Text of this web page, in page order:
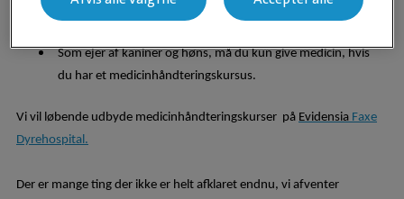
Specielt gældende for kaniner og høns:
Som ejer af kaniner og høns, må du kun give medicin, hvis
du har et medicinhåndteringskursus.
Vi vil løbende udbyde medicinhåndteringskurser på Evidensia Faxe
Dyrehospital.
Der er mange ting der ikke er helt afklaret endnu, vi afventer